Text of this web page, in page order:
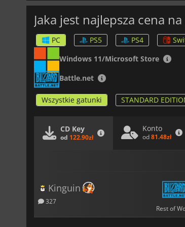
Jaka jest najlepsza cena
PC PS5 PS4
Windows 11/Microsoft Store
Battle.net
Wszystkie gatunki STANDARD
CD Key
od 122.90zł
Konto
od81.48zł
Kinguin
327
Rest of